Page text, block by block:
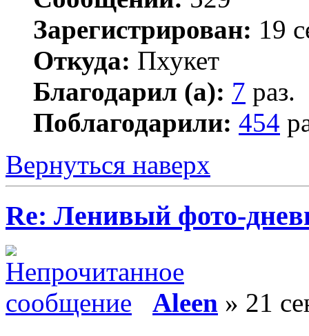
Зарегистрирован: 19
Откуда: Пхукет
Благодарил (а): 7 раз.
Поблагодарили: 454
Вернуться наверх
Re: Ленивый фото-
Aleen » 21